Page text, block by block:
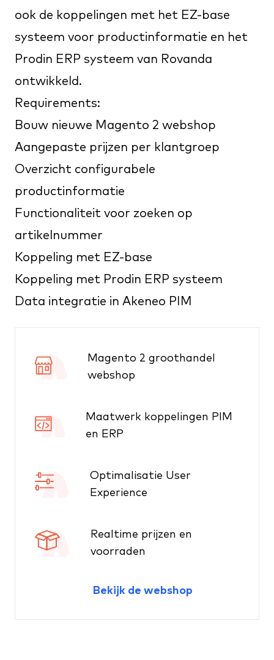
ook de koppelingen met het EZ-base
systeem voor productinformatie en het
Prodin ERP systeem van Rovanda
ontwikkeld.
Requirements:
Bouw nieuwe Magento 2 webshop
Aangepaste prijzen per klantgroep
Overzicht configurabele
productinformatie
Functionaliteit voor zoeken op
artikelnummer
Koppeling met EZ-base
Koppeling met Prodin ERP systeem
Data integratie in Akeneo PIM
Magento 2 groothandel
webshop
Maatwerk koppelingen PIM
en ERP
Optimalisatie User
Experience
Realtime prijzen en
voorraden
Bekijk de webshop